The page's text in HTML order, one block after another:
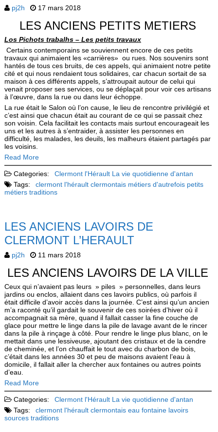
pj2h 17 mars 2018
LES ANCIENS PETITS METIERS
Los Pichots trabalhs – Les petits travaux
Certains contemporains se souviennent encore de ces petits
travaux qui animaient les «carrières» ou rues. Nos souvenirs sont
hantés de tous ces bruits, de ces appels, qui animaient notre petite
cité et qui nous rendaient tous solidaires, car chacun sortait de sa
maison à ces différents appels, s’attroupait autour de celui qui
venait proposer ses services, ou se déplaçait pour voir ces artisans
à l’œuvre, dans la rue ou dans leur échoppe.
La rue était le Salon où l’on cause, le lieu de rencontre privilégié et
c’est ainsi que chacun était au cou­rant de ce qui se passait chez
son voisin. Cela facilitait les contacts mais surtout encourageait les
uns et les autres à s’entraider, à assister les personnes en
difficulté, les malades, les deuils, les malheurs étaient partagés par
les voisins.
Read More
Categories: Clermont l'Hérault La vie quotidienne d'antan
Tags:
clermont l'hérault clermontais métiers d'autrefois petits
métiers traditions
LES ANCIENS LAVOIRS DE
CLERMONT L’HERAULT
pj2h 11 mars 2018
LES ANCIENS LAVOIRS DE LA VILLE
Ceux qui n’avaient pas leurs » piles » personnelles, dans leurs
jardins ou enclos, allaient dans ces lavoirs publics, où parfois il
était difficile d’avoir accès dans la journée. C’est ainsi qu’un ancien
m’a raconté qu’il gardait le souvenir de ces soirées d’hiver où il
accompagnait sa mère, quand il fallait casser la fine couche de
glace pour mettre le linge dans la pile de lavage avant de le rincer
dans la pile à rinçage à côté. Pour rendre le linge plus blanc, on le
mettait dans une lessiveuse, ajoutant des cristaux et de la cendre
de cheminée, et l’on chauffait le tout avec du charbon de bois,
c’était dans les années 30 et peu de maisons avaient l’eau à
domicile, il fallait aller la chercher aux fontaines ou autres points
d’eau.
Read More
Categories: Clermont l'Hérault La vie quotidienne d'antan
Tags:
clermont l'hérault clermontais eau fontaine lavoirs
sources traditions